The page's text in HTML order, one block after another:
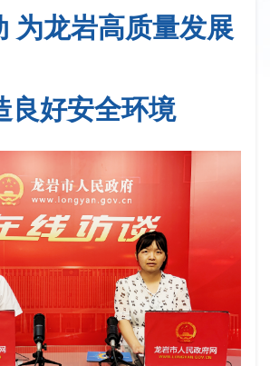
为龙岩高质量发展
良好安全环境